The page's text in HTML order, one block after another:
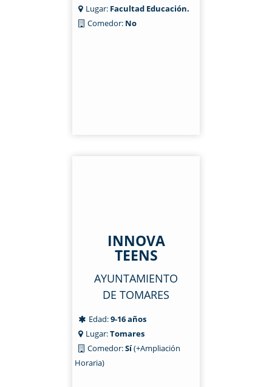
Lugar: Facultad Educación.
Comedor: No
INNOVA
TEENS
AYUNTAMIENTO
DE TOMARES
Edad:9-16 años
Lugar:Tomares
Comedor:Sí(+Ampliación
Horaria)